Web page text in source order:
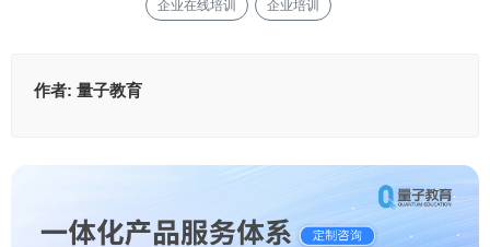
企业在线培训 企业培训
作者: 量子教育